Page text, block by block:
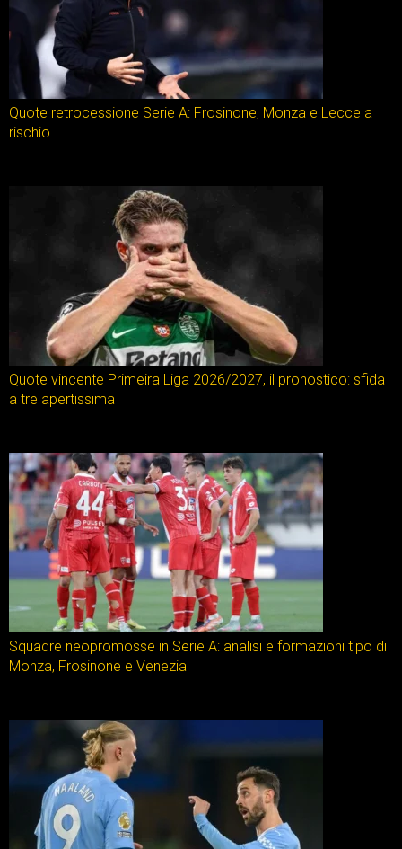
Quote retrocessione Serie A: Frosinone, Monza e Lecce a
rischio
Quote vincente Primeira Liga 2026/2027, il pronostico: sfida
a tre apertissima
Squadre neopromosse in Serie A: analisi e formazioni tipo di
Monza, Frosinone e Venezia